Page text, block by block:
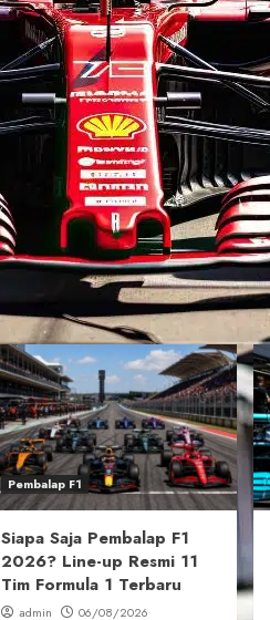
Pembalap F1
Siapa Saja Pembalap F1
2026? Line-up Resmi 11
Tim Formula 1 Terbaru
admin 06/08/2026